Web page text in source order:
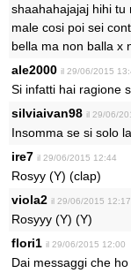
shaahahajajaj hihi
male cosi poi sei
bella ma non balla x
ale2000 il 29/06/2015
Si infatti hai ragione
silviaivan98 il 29/06/
Insomma se si solo
ire7 il 29/06/2015 12:44
Rosyy (Y) (clap)
viola2 il 29/06/2015 12:17
Rosyyy (Y) (Y)
flori1 il 29/06/2015 12:00
Dai messaggi che